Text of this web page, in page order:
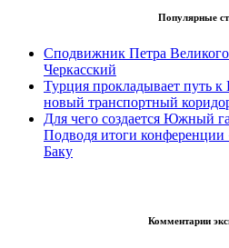
Популярные
Сподвижник Петра
Черкасский
Турция прокладывает путь
новый транспортный
Для чего создается Южный
Подводя итоги конференции
Баку
Комментарии